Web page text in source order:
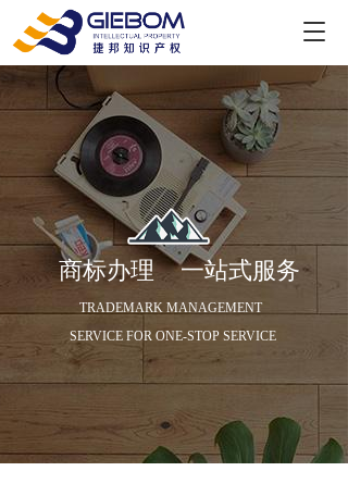
T
g
a
g
i
商标办理 一站式服务
TRADEMARK MANAGEMENT
SERVICE FOR ONE-STOP SERVICE